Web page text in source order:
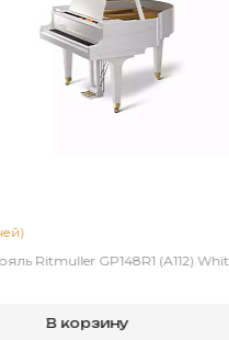
Ritmuller GP148R1 (A112)
В корзину